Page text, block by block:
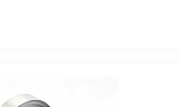
unión confiable, conductividad